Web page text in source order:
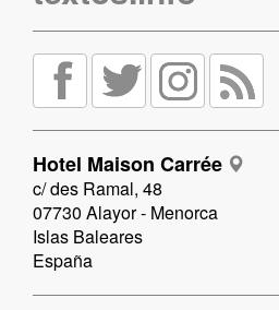
Hotel Maison Carrée
c/ des Ramal, 48
07730 Alayor - Menorca
Islas Baleares
España